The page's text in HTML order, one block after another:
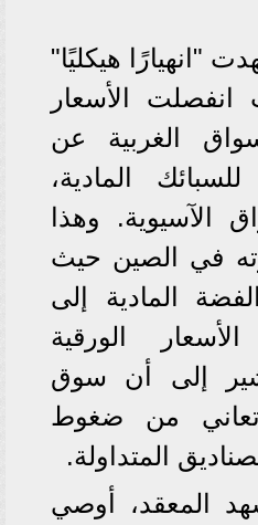
"انهيارًا هيكليًا"
الأسعار
الغربية عن
المادية،
الآسيوية. وهذا
في الصين حيث
المادية إلى
الأسعار الورقية
إلى أن سوق
تعاني من ضغوط
المتداولة.
المعقد، أوصي